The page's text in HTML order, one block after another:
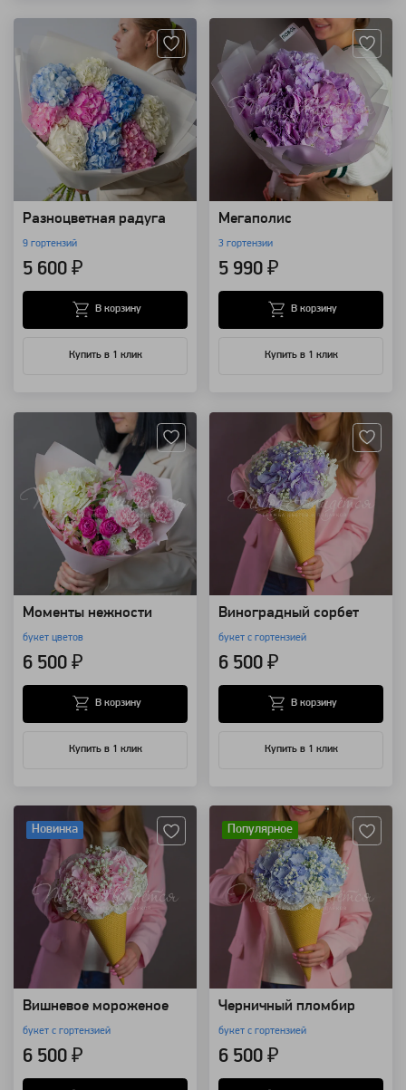
Разноцветная радуга
9 гортензий
5 600 ₽
Купить в 1 клик
В корзину
Мегаполис
3 гортензии
5 990 ₽
Купить в 1 клик
В корзину
Моменты нежности
букет цветов
6 500 ₽
Купить в 1 клик
В корзину
Виноградный сорбет
букет с гортензией
6 500 ₽
Купить в 1 клик
В корзину
Новинка
Вишневое мороженое
букет с гортензией
6 500 ₽
Популярное
Черничный пломбир
букет с гортензией
6 500 ₽